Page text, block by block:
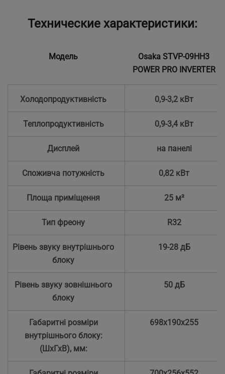
Технические характеристики:
Модель
Osaka STVP-09HH3
POWER PRO INVERTER
Холодопродуктивність 0,9-3,2 кВт
Теплопродуктивність 0,9-3,4 кВт
Дисплей на панелі
Споживча потужність 0,82 кВт
Площа приміщення 25 м²
Тип фреону R32
Рівень звуку внутрішнього
блоку
19-28 дБ
Рівень звуку зовнішнього
блоку
50 дБ
Габаритні розміри
внутрішнього блоку:
(ШхГхВ), мм:
698x190x255